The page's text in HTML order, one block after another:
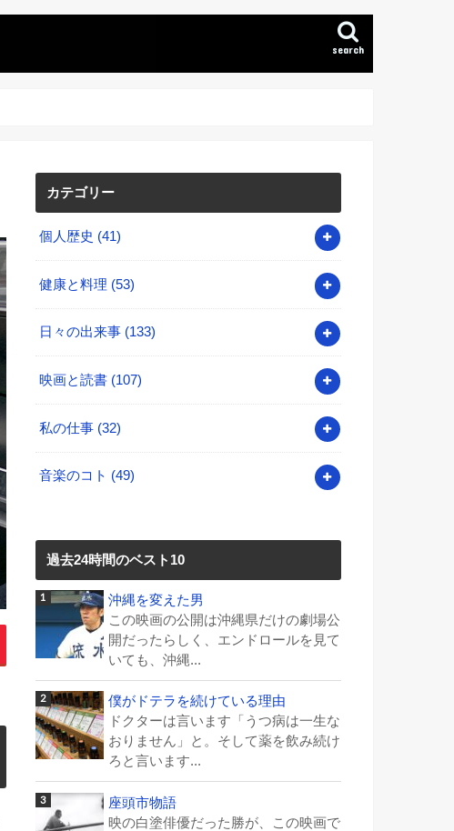
search
カテゴリー
個人歴史 (41)
健康と料理 (53)
日々の出来事 (133)
映画と読書 (107)
私の仕事 (32)
音楽のコト (49)
過去24時間のベスト10
沖縄を変えた男
この映画の公開は沖縄県だけの劇場公
開だったらしく、エンドロールを見て
いても、沖縄...
僕がドテラを続けている理由
ドクターは言います「うつ病は一生な
おりません」と。そして薬を飲み続け
ろと言います...
座頭市物語
映の白塗俳優だった勝が、この映画で